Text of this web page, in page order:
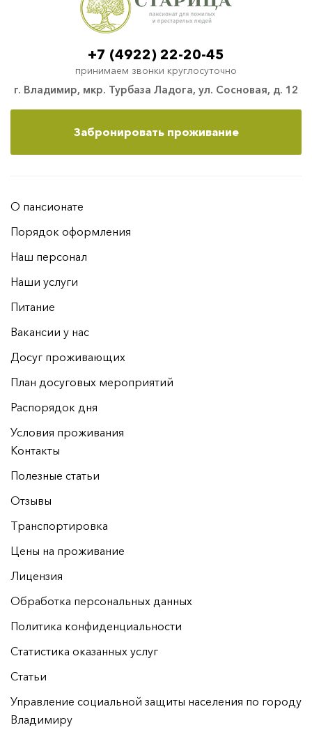
г. Владимир, мкр. Турбаза Ладога, ул. Сосновая, д. 12
+7 (4922) 22-20-45
принимаем звонки круглосуточно
Забронировать проживание
О пансионате
Порядок оформления
Наш персонал
Наши услуги
Питание
Вакансии у нас
Досуг проживающих
План досуговых мероприятий
Распорядок дня
Условия проживания
Контакты
Полезные статьи
Отзывы
Транспортировка
Цены на проживание
Лицензия
Обработка персональных данных
Политика конфиденциальности
Статистика оказанных услуг
Статьи
Управление социальной защиты населения по городу
Владимиру